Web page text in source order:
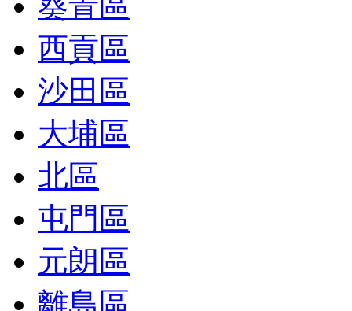
西貢區
沙田區
大埔區
北區
屯門區
元朗區
離島區